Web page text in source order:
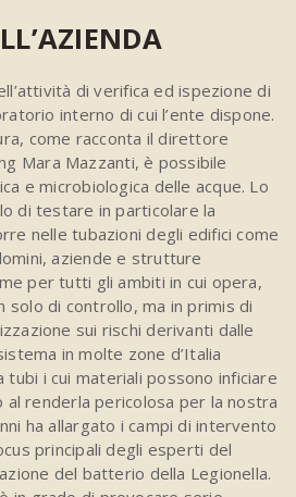
di verifica ed ispezione di
interno di cui l’ente dispone.
come racconta il direttore
Mara Mazzanti, è possibile
e microbiologica delle acque. Lo
di testare in particolare la
nelle tubazioni degli edifici come
aziende e strutture
per tutti gli ambiti in cui opera,
solo di controllo, ma in primis di
sui rischi derivanti dalle
in molte zone d’Italia
i cui materiali possono inficiare
al renderla pericolosa per la nostra
ha allargato i campi di intervento
principali degli esperti del
del batterio della Legionella.